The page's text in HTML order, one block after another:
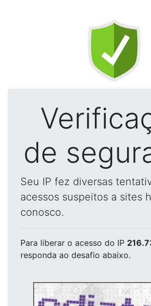
de
Seu IP fez diversas
acessos suspeitos a sites
conosco.
Para liberar o acesso do IP
responda ao desafio abaixo.